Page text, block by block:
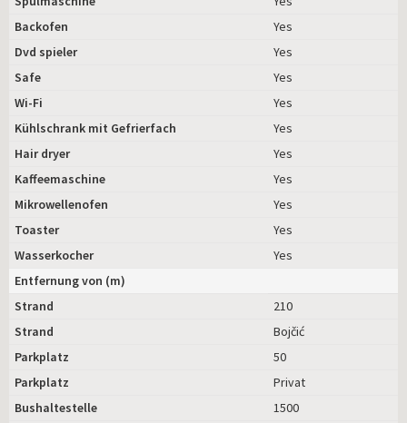
Backofen
Yes
Dvd spieler
Yes
Safe
Yes
Wi-Fi
Yes
Kühlschrank mit Gefrierfach
Yes
Hair dryer
Yes
Kaffeemaschine
Yes
Mikrowellenofen
Yes
Toaster
Yes
Wasserkocher
Yes
Entfernung von (m)
Strand
210
Strand
Bojčić
Parkplatz
50
Parkplatz
Privat
Bushaltestelle
1500